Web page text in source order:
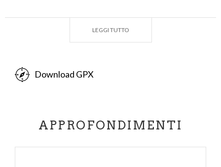
LEGGI TUTTO
Download GPX
APPROFONDIMENTI